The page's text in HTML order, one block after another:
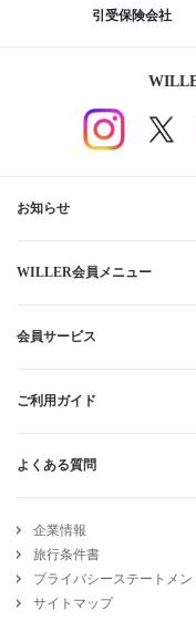
引受保険会社
お知らせ
WILLER会員メニュー
会員サービス
ご利用ガイド
よくある質問
企業情報
旅行条件書
プライバシーステートメン
サイトマップ